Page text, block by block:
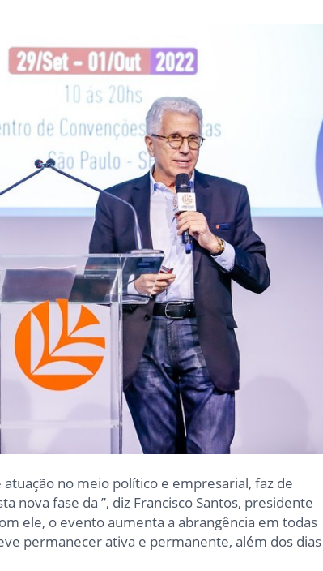
no meio político e empresarial, faz de
nova fase da ”, diz Francisco Santos, presidente
ele, o evento aumenta a abrangência em todas
permanecer ativa e permanente, além dos dias